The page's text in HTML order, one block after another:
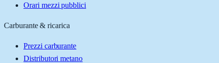
Orari mezzi pubblici
Carburante & ricarica
Prezzi carburante
Distributori metano